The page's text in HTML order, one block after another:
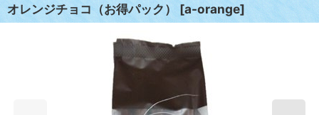
オレンジチョコ（お得パック） [a-orange]